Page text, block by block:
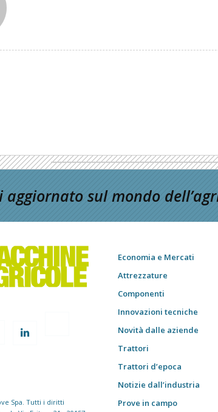
aggiornato sul mondo
Spa. Tutti i diritti
Economia e Mercati
Attrezzature
Componenti
Innovazioni tecniche
Novità dalle aziende
Trattori
Trattori d’epoca
Notizie dall’industria
Prove in campo